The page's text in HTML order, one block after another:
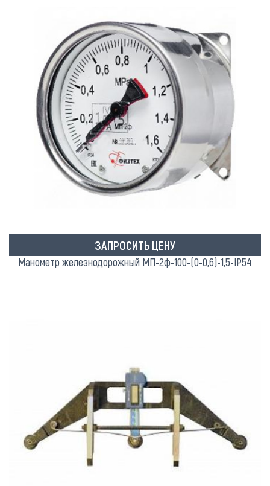
ЗАПРОСИТЬ ЦЕНУ
Манометр железнодорожный МП-2ф-100-(0-0,6)-1,5-IP54